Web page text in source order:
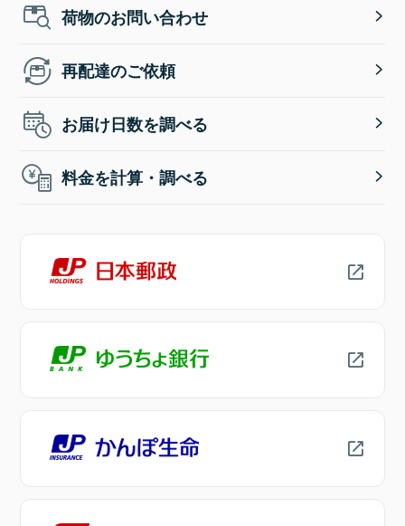
荷物のお問い合わせ
再配達のご依頼
お届け日数を調べる
料金を計算・調べる